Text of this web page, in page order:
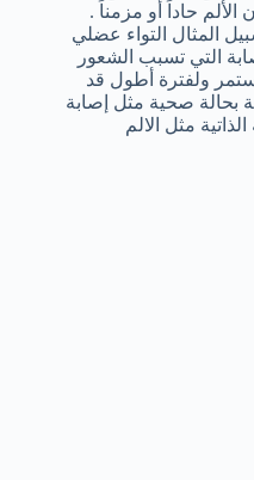
حاداً أو مزمناً .
المثال التواء عضلي
التي تسبب الشعور
ولفترة أطول قد
بحالة صحية مثل إصابة
مثل الالم